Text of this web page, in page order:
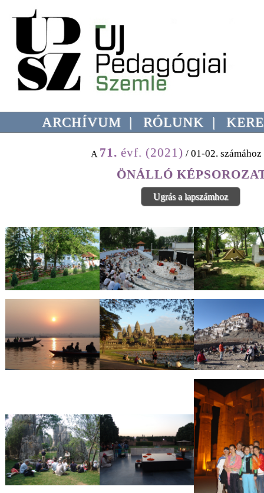
ARCHÍVUM | RÓLUNK |
A 71. évf. (2021) / 01-02.
ÖNÁLLÓ
Ugrás a lapszámhoz